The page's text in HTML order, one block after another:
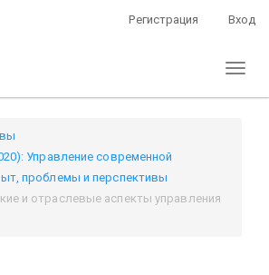
Регистрация Вход
Управление современной
проблемы и перспективы
и отраслевые аспекты управления